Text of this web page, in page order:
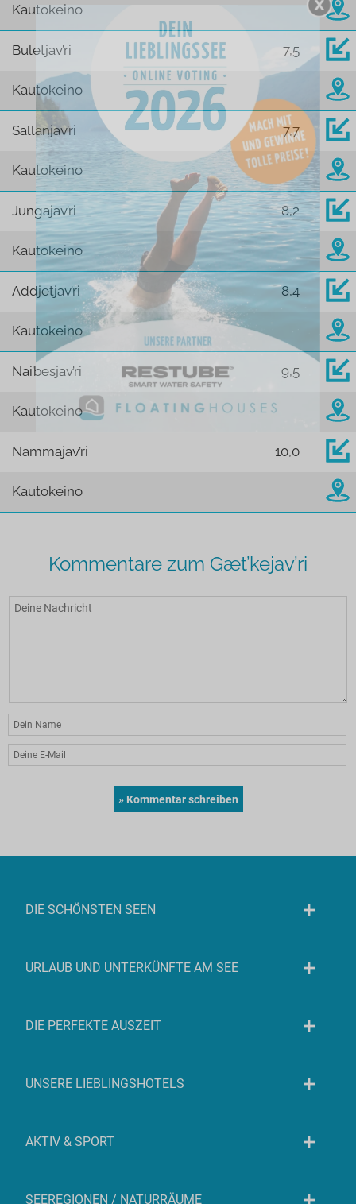
Kautokeino
Buletjav’ri 7,5
Kautokeino
Sallanjav’ri 7,7
Kautokeino
Jungajav’ri 8,2
Kautokeino
Addjetjav’ri 8,4
Kautokeino
Nai’besjav’ri 9,5
Kautokeino
Nammajav’ri 10,0
Kautokeino
Kommentare zum Gæt’kejav’ri
DIE SCHÖNSTEN SEEN
URLAUB UND UNTERKÜNFTE AM SEE
DIE PERFEKTE AUSZEIT
UNSERE LIEBLINGSHOTELS
AKTIV & SPORT
SEEREGIONEN / NATURRÄUME